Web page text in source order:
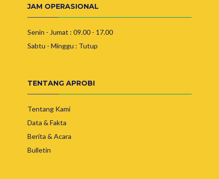
JAM OPERASIONAL
Senin - Jumat : 09.00 - 17.00
Sabtu - Minggu : Tutup
TENTANG APROBI
Tentang Kami
Data & Fakta
Berita & Acara
Bulletin